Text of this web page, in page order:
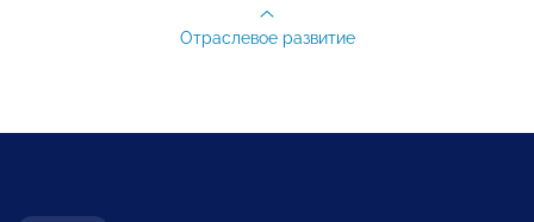
Отраслевое развитие